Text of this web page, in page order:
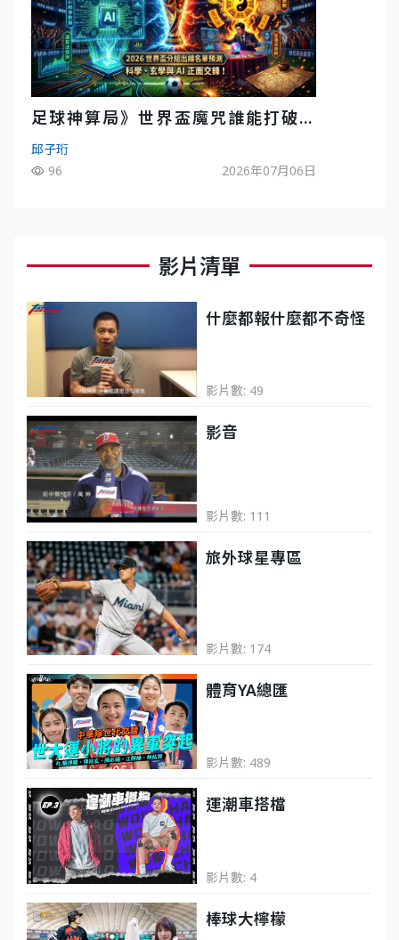
足球神算局》世界盃魔咒誰能打破？
AI、數據、塔羅齊開講 阿根廷連霸、
日本闖8強成焦點
邱子珩
96
2026年07月06日
影片清單
什麼都報什麼都不奇怪
影片數: 49
影音
影片數: 111
旅外球星專區
影片數: 174
體育YA總匯
影片數: 489
運潮車搭檔
影片數: 4
棒球大檸檬